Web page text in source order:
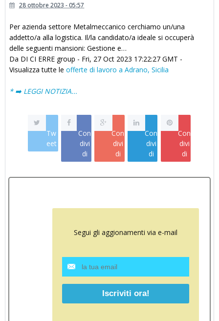
28 ottobre 2023 - 05:57
Per azienda settore Metalmeccanico cerchiamo un/una
addetto/a alla logistica. Il/la candidato/a ideale si occuperà
delle seguenti mansioni: Gestione e…
Da DI CI ERRE group - Fri, 27 Oct 2023 17:22:27 GMT -
Visualizza tutte le offerte di lavoro a Adrano, Sicilia
* ➡️ LEGGI NOTIZIA...
Tw
eet
Con
divi
di
Con
divi
di
Con
divi
di
Con
divi
di
Segui gli aggionamenti via e-mail